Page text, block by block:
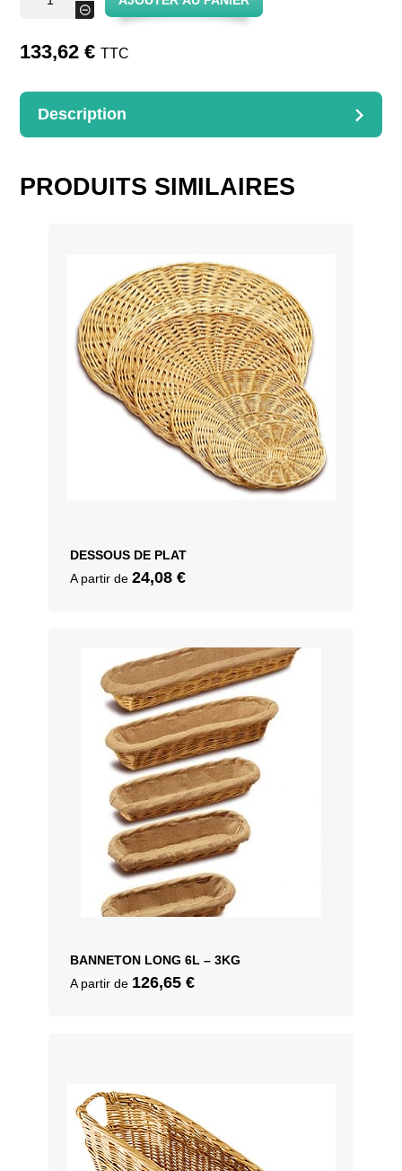
-
baguette
133,62€ TTC
Description
PRODUITS SIMILAIRES
DESSOUS DE PLAT
A partir de 24,08 €
BANNETON LONG 6L – 3KG
A partir de 126,65 €